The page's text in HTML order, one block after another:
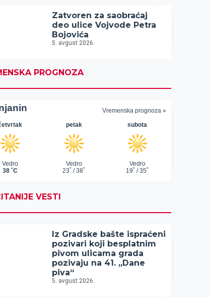
Zatvoren za saobraćaj
deo ulice Vojvode Petra
Bojovića
5. avgust 2026.
PROGNOZA
VESTI
Iz Gradske bašte ispraćeni
pozivari koji besplatnim
pivom ulicama grada
pozivaju na 41. „Dane
piva“
5. avgust 2026.